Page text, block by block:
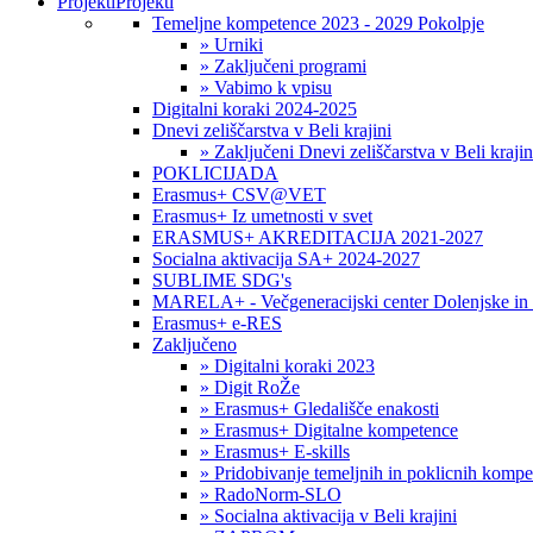
Temeljne kompetence 2023 - 2029 Pokolpje
» Urniki
» Zaključeni programi
» Vabimo k vpisu
Digitalni koraki 2024-2025
Dnevi zeliščarstva v Beli krajini
» Zaključeni Dnevi zeliščarstva v Beli
POKLICIJADA
Erasmus+ CSV@VET
Erasmus+ Iz umetnosti v svet
ERASMUS+ AKREDITACIJA 2021-2027
Socialna aktivacija SA+ 2024-2027
SUBLIME SDG's
MARELA+ - Večgeneracijski center Dolenjske in
Erasmus+ e-RES
Zaključeno
» Digitalni koraki 2023
» Digit RoŽe
» Erasmus+ Gledališče enakosti
» Erasmus+ Digitalne kompetence
» Erasmus+ E-skills
» Pridobivanje temeljnih in poklicnih
» RadoNorm-SLO
» Socialna aktivacija v Beli krajini